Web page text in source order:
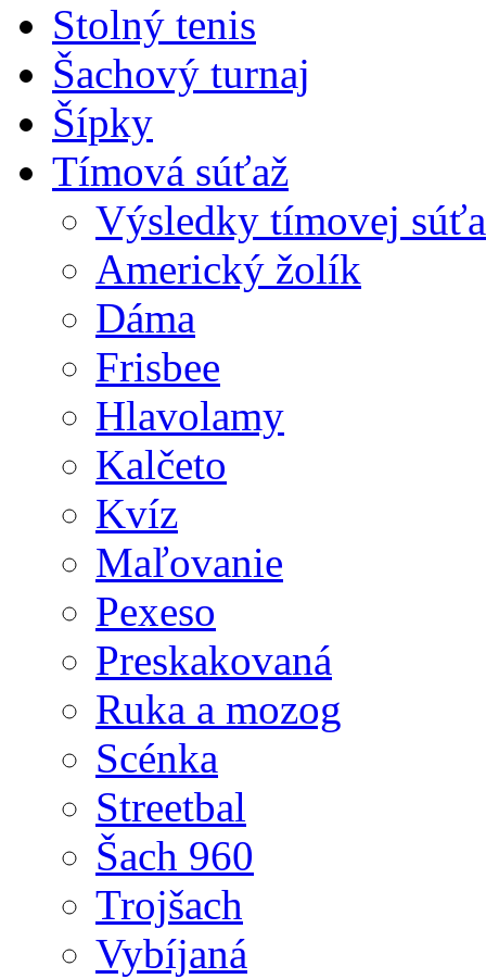
Stolný tenis
Šachový turnaj
Šípky
Tímová súťaž
Výsledky tímovej
Americký žolík
Dáma
Frisbee
Hlavolamy
Kalčeto
Kvíz
Maľovanie
Pexeso
Preskakovaná
Ruka a mozog
Scénka
Streetbal
Šach 960
Trojšach
Vybíjaná